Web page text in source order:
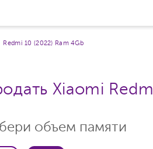
Redmi 10 (2022) Ram 4Gb
Xiaomi
объем памяти